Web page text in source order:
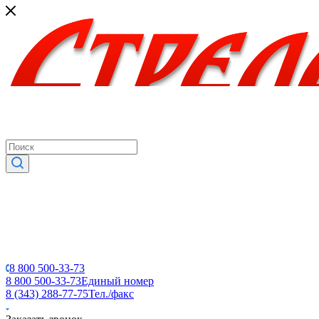
8 800 500-33-73
8 800 500-33-73Единый номер
8 (343) 288-77-75Тел./факс